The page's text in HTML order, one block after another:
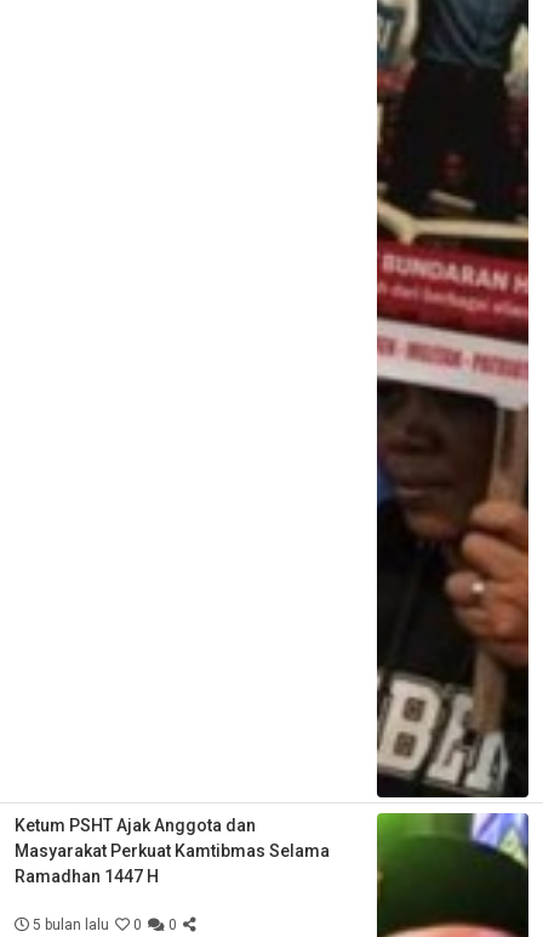
Ketum PSHT Ajak Anggota dan
Masyarakat Perkuat Kamtibmas Selama
Ramadhan 1447 H
5 bulan lalu 0 0